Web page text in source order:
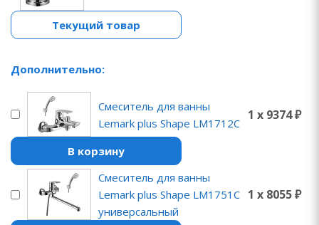
Текущий товар
Дополнительно:
Смеситель для ванны
Lemark plus Shape LM1712C
1 x 9374 ₽
В корзину
Смеситель для ванны
Lemark plus Shape LM1751C
универсальный
1 x 8055 ₽